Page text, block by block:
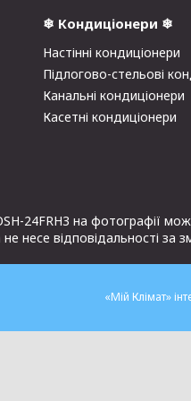
❄ Кондиціонери ❄
Настінні кондиціонери
Підлогово-стельові
Канальні кондиціонери
Касетні кондиціонери
24FRH3 на фотографії
несе відповідальності за